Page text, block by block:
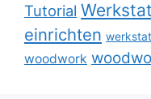
Tutorial
einrichten
woodwork